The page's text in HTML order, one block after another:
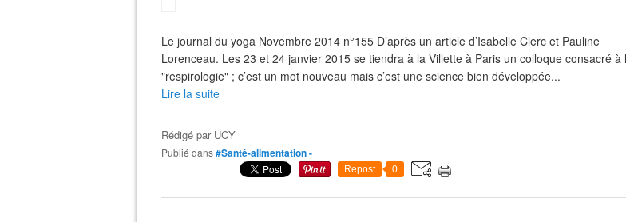
Le journal du yoga Novembre 2014 n°155 D’après un article d’Isabelle Clerc et Pauline
Lorenceau. Les 23 et 24 janvier 2015 se tiendra à la Villette à Paris un colloque consacré à
"respirologie" ; c’est un mot nouveau mais c’est une science bien développée...
Lire la suite
Rédigé par UCY
Publié dans#Santé-alimentation -
Repost 0